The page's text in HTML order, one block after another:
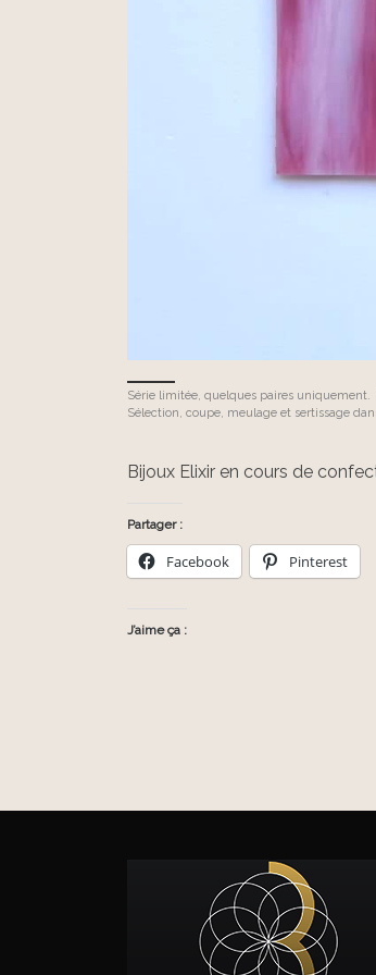
Série limitée, quelques paires
Sélection, coupe, meulage et sertissage
Bijoux Elixir en cours de
Partager :
Facebook Pinterest
J’aime ça :